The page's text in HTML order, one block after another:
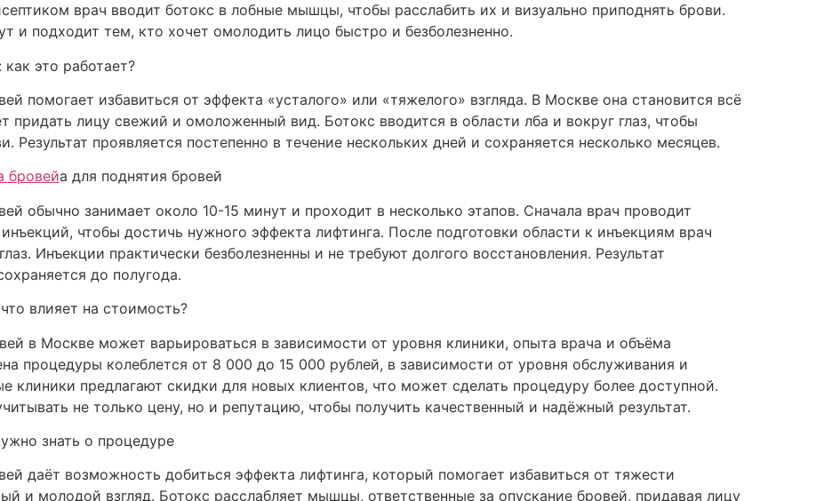
врач вводит ботокс в лобные мышцы, чтобы расслабить их и визуально приподнять брови.
и подходит тем, кто хочет омолодить лицо быстро и безболезненно.
это работает?
помогает избавиться от эффекта «усталого» или «тяжелого» взгляда. В Москве она становится всё
придать лицу свежий и омоложенный вид. Ботокс вводится в области лба и вокруг глаз, чтобы
проявляется постепенно в течение нескольких дней и сохраняется несколько месяцев.
бровейа для поднятия бровей
обычно занимает около 10-15 минут и проходит в несколько этапов. Сначала врач проводит
чтобы достичь нужного эффекта лифтинга. После подготовки области к инъекциям врач
Инъекции практически безболезненны и не требуют долгого восстановления. Результат
до полугода.
влияет на стоимость?
в Москве может варьироваться в зависимости от уровня клиники, опыта врача и объёма
процедуры колеблется от 8 000 до 15 000 рублей, в зависимости от уровня обслуживания и
клиники предлагают скидки для новых клиентов, что может сделать процедуру более доступной.
не только цену, но и репутацию, чтобы получить качественный и надёжный результат.
знать о процедуре
даёт возможность добиться эффекта лифтинга, который помогает избавиться от тяжести
и молодой взгляд. Ботокс расслабляет мышцы, ответственные за опускание бровей, придавая лицу